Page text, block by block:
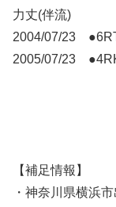
力丈(伴流)
2004/07/23
2005/07/23
【補足情報】
・神奈川県横浜